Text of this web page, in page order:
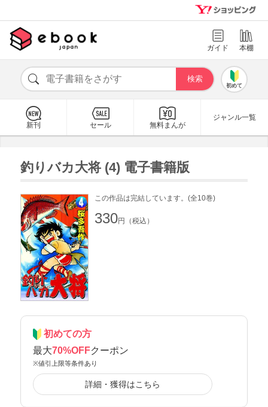
ガイド 本棚
初めて
新刊 セール 無料まんが
ジャンル一覧
釣りバカ大将 (4) 電子書籍版
この作品は完結しています。(全10巻)
330円（税込）
初めての方
最大70%OFFクーポン
※値引上限等条件あり
詳細・獲得はこちら